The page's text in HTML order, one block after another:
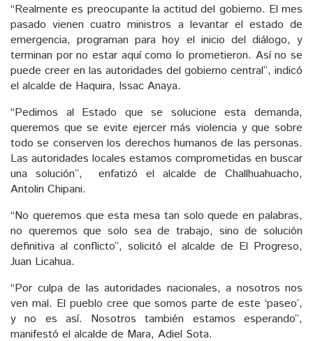
“Realmente es preocupante la actitud del gobierno. El mes
pasado vienen cuatro ministros a levantar el estado de
emergencia, programan para hoy el inicio del diálogo, y
terminan por no estar aquí como lo prometieron. Así no se
puede creer en las autoridades del gobierno central”, indicó
el alcalde de Haquira, Issac Anaya.
“Pedimos al Estado que se solucione esta demanda,
queremos que se evite ejercer más violencia y que sobre
todo se conserven los derechos humanos de las personas.
Las autoridades locales estamos comprometidas en buscar
una solución”, enfatizó el alcalde de Challhuahuacho,
Antolin Chipani.
“No queremos que esta mesa tan solo quede en palabras,
no queremos que solo sea de trabajo, sino de solución
definitiva al conflicto”, solicitó el alcalde de El Progreso,
Juan Licahua.
“Por culpa de las autoridades nacionales, a nosotros nos
ven mal. El pueblo cree que somos parte de este ‘paseo’,
y no es así. Nosotros también estamos esperando”,
manifestó el alcalde de Mara, Adiel Sota.